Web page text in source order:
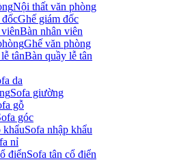
Nội thất văn phòng
Ghế giám đốc
Bàn nhân viên
Ghế văn phòng
Bàn quầy lễ tân
da
Sofa giường
gỗ
góc
Sofa nhập khẩu
nỉ
Sofa tân cổ điển